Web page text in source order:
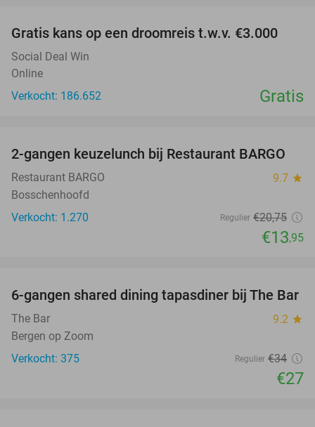
Gratis kans op een droomreis t.w.v. €3.000
Social Deal Win
Online
Verkocht: 186.652
Gratis
33%
2-gangen keuzelunch bij Restaurant BARGO
Restaurant BARGO 9.7 star
Bosschenhoofd
Verkocht: 1.270
Regulier €20,75
€13,95
21%
6-gangen shared dining tapasdiner bij The Bar
The Bar 9.2 star
Bergen op Zoom
Verkocht: 375
Regulier €34
€27